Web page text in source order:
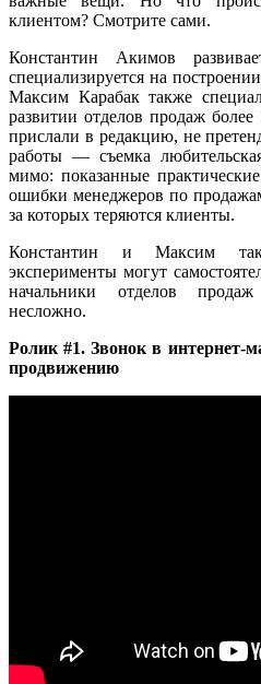
клиентом? Смотрите сами.
Константин Акимов
специализируется на
Максим Карабак также
развитии отделов продаж
прислали в редакцию, не
работы — съемка
мимо: показанные
ошибки менеджеров по
за которых теряются клиенты.
Константин и Максим
эксперименты могут
начальники отделов
несложно.
Ролик #1. Звонок в интернет-
продвижению